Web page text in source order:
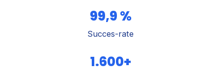
99,9 %
Succes-rate
1.600+